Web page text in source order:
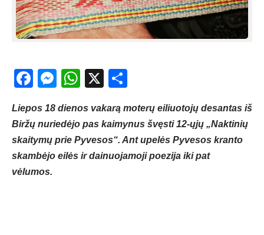
Facebook
Messenger
WhatsApp
X
Liepos 18 dienos vakarą moterų eiliuotojų desantas iš
Biržų nuriedėjo pas kaimynus švęsti 12-ųjų „Naktinių
skaitymų prie Pyvesos“. Ant upelės Pyvesos kranto
skambėjo eilės ir dainuojamoji poezija iki pat
vėlumos.